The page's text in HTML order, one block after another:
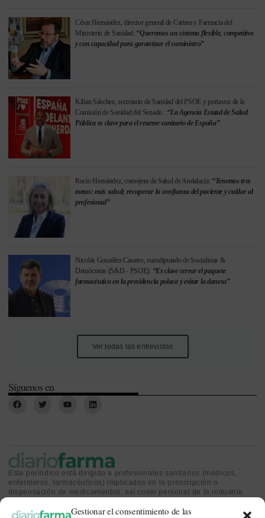
Gestionar el consentimiento de las
César Hernández, director general de Cartera y Farmacia del
Ministerio de Sanidad: “Queremos un sistema flexible, competitivo
y con capacidad para garantizar el suministro”
Kilian Sánchez, secretario de Sanidad del PSOE y portavoz de la
Comisión de Sanidad del Senado.: “La Agencia Estatal de Salud
Pública es clave para el rearme sanitario de España”
Rocío Hernández, consejera de Salud de Andalucía: “Tenemos tres
metas: más salud; recuperar la confianza del paciente y cuidar al
profesional”
Nicolás González Casares, eurodiputado de Socialistas &
Demócratas (S&D - PSOE): “Es clave cerrar el paquete
farmacéutico en la presidencia polaca y evitar la danesa”
Ver todas las entrevistas
Síguenos en
Este periódico está dirigido a profesionales sanitarios (médicos,
enfermeros, farmacéuticos) implicados en la prescripción o
dispensación de medicamentos, así como personal de la industria
sanitaria.